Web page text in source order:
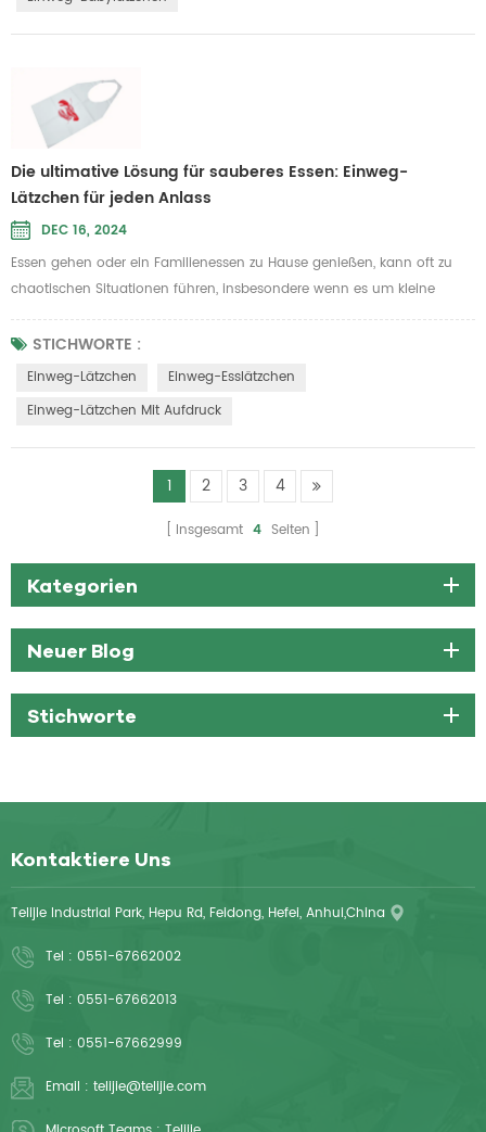
Ganz gleic...
Die ultimative Lösung für sauberes Essen: Einweg-
Lätzchen für jeden Anlass
DEC 16, 2024
Essen gehen oder ein Familienessen zu Hause genießen, kann oft zu
chaotischen Situationen führen, insbesondere wenn es um kleine
Kinder oder sogar Erwachsene geht, die dazu neigen, Essen zu
verschütten. Hier bietet sich ein Einweg-Lätzchen an. Ein Einweg-
Lätzchen bietet eine praktische, hygienische und praktische Lösung, um
Ihre ...
STICHWORTE :
Einweg-Lätzchen
Einweg-Esslätzchen
Einweg-Lätzchen Mit Aufdruck
1 2 3 4
Insgesamt 4 Seiten
Kategorien
Neuer Blog
Stichworte
Kontaktiere Uns
Telijie Industrial Park, Hepu Rd, Feidong, Hefei, Anhui,China
Tel : 0551-67662002
Tel : 0551-67662013
Tel : 0551-67662999
Email : telijie@telijie.com